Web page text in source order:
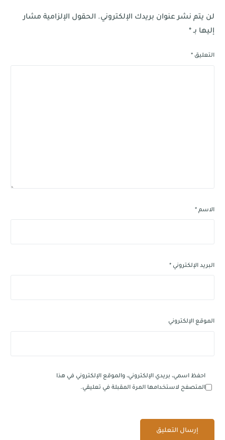
لن يتم نشر عنوان بريدك الإلكتروني. الحقول الإلزامية مشار
إليها بـ*
التعليق *
الاسم*
البريد الإلكتروني*
الموقع الإلكتروني
احفظ اسمي، بريدي الإلكتروني، والموقع الإلكتروني في هذا
المتصفح لاستخدامها المرة المقبلة في تعليقي.